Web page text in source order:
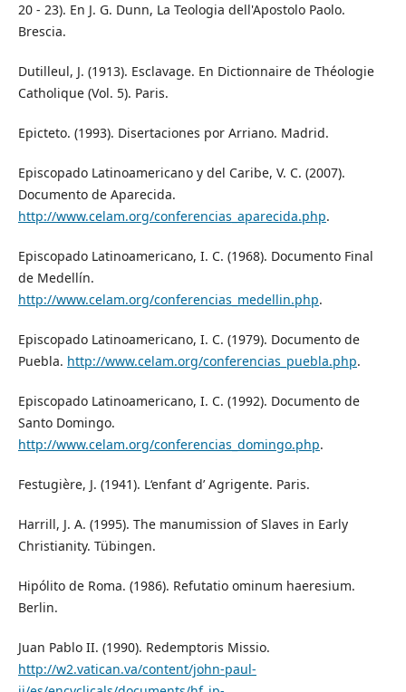
20 - 23). En J. G. Dunn, La Teologia dell'Apostolo Paolo.
Brescia.
Dutilleul, J. (1913). Esclavage. En Dictionnaire de Théologie
Catholique (Vol. 5). Paris.
Epicteto. (1993). Disertaciones por Arriano. Madrid.
Episcopado Latinoamericano y del Caribe, V. C. (2007).
Documento de Aparecida.
http://www.celam.org/conferencias_aparecida.php.
Episcopado Latinoamericano, I. C. (1968). Documento Final
de Medellín.
http://www.celam.org/conferencias_medellin.php.
Episcopado Latinoamericano, I. C. (1979). Documento de
Puebla. http://www.celam.org/conferencias_puebla.php.
Episcopado Latinoamericano, I. C. (1992). Documento de
Santo Domingo.
http://www.celam.org/conferencias_domingo.php.
Festugière, J. (1941). L‘enfant d’ Agrigente. Paris.
Harrill, J. A. (1995). The manumission of Slaves in Early
Christianity. Tübingen.
Hipólito de Roma. (1986). Refutatio ominum haeresium.
Berlin.
Juan Pablo II. (1990). Redemptoris Missio.
http://w2.vatican.va/content/john-paul-